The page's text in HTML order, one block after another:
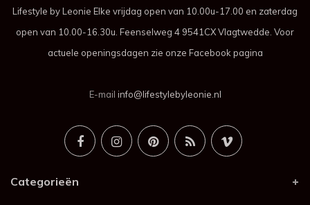
Lifestyle by Leonie Elke vrijdag open van 10.00u-17.00 en zaterdag
open van 10.00-16.30u. Feenselweg 4 9541CX Vlagtwedde. Voor
actuele openingsdagen zie onze Facebook pagina
E-mail info@lifestylebyleonie.nl
Categorieën